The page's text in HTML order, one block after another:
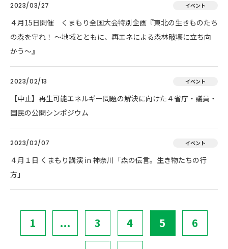
2023/03/27 イベント
４月15日開催 くまもり全国大会特別企画『東北の生きものたち
の森を守れ！ 〜地域とともに、再エネによる森林破壊に立ち向
かう〜』
2023/02/13 イベント
【中止】再生可能エネルギー問題の解決に向けた４省庁・議員・
国民の公開シンポジウム
2023/02/07 イベント
４月１日 くまもり講演 in 神奈川「森の伝言。生き物たちの行
方」
1 ... 3 4 5 6